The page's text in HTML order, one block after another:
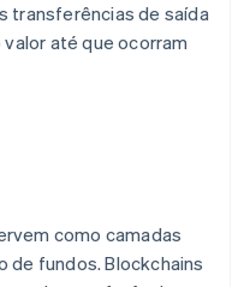
transferências de saída
até que ocorram
como camadas
de fundos. Blockchains